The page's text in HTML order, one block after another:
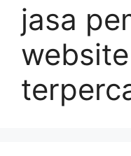
jasa